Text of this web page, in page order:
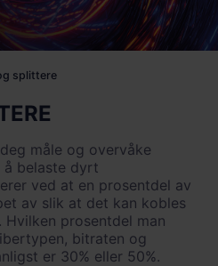
splittere
måle og overvåke
å belaste dyrt
ved at en prosentdel av
av slik at det kan kobles
prosentdel man
bitraten og
er 30% eller 50%.